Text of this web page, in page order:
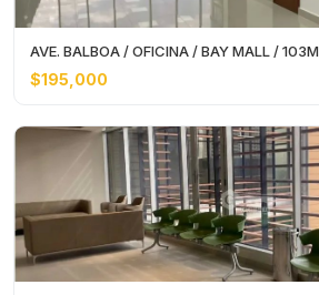
AVE. BALBOA / OFICINA / BAY MALL / 103M
$195,000